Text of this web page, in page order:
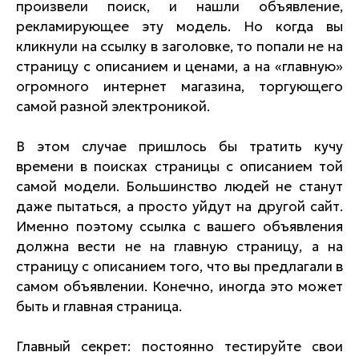
произвели поиск, и нашли объявление,
рекламирующее эту модель. Но когда вы
кликнули на ссылку в заголовке, то попали не на
страницу с описанием и ценами, а на «главную»
огромного интернет магазина, торгующего
самой разной электроникой.
В этом случае пришлось бы тратить кучу
времени в поисках страницы с описанием той
самой модели. Большинство людей не станут
даже пытаться, а просто уйдут на другой сайт.
Именно поэтому ссылка с вашего объявления
должна вести не на главную страницу, а на
страницу с описанием того, что вы предлагали в
самом объявлении. Конечно, иногда это может
быть и главная страница.
Главный секрет: постоянно тестируйте свои